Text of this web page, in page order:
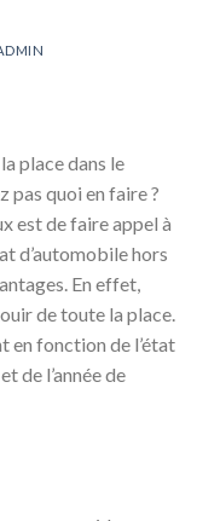
place dans le
pas quoi en faire ?
est de faire appel à
d’automobile hors
En effet,
de toute la place.
en fonction de l’état
de l’année de